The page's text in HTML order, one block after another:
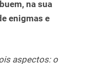
na sua
enigmas e
aspectos: o